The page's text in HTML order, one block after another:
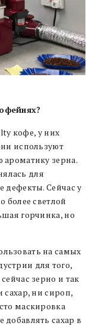
кофе, у них
используют
ароматику зерна.
для
дефекты. Сейчас у
более светлой
горчинка, но
на самых
для того,
зерно и так
сахар, ни сироп,
маскировка
сахар в